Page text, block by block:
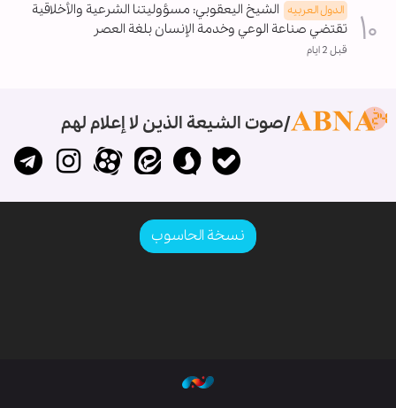
الدول العربیه الشيخ اليعقوبي: مسؤوليتنا الشرعية والأخلاقية
تقتضي صناعة الوعي وخدمة الإنسان بلغة العصر
قبل 2 ايام
صوت الشيعة الذين لا إعلام لهم
نسخة الحاسوب